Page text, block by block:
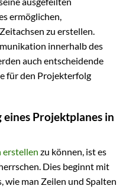
ermöglichen,
zu erstellen.
innerhalb des
auch entscheidende
für den Projekterfolg
Projektplanes in
erstellen zu können, ist es
Dies beginnt mit
wie man Zeilen und Spalten